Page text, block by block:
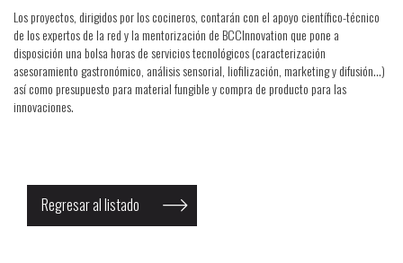
Los proyectos, dirigidos por los cocineros, contarán con el apoyo científico-técnico
de los expertos de la red y la mentorización de BCCInnovation que pone a
disposición una bolsa horas de servicios tecnológicos (caracterización
asesoramiento gastronómico, análisis sensorial, liofilización, marketing y difusión…)
así como presupuesto para material fungible y compra de producto para las
innovaciones.
Regresar al listado